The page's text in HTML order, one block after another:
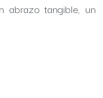
tangible, un